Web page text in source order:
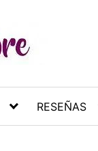
RESEÑAS